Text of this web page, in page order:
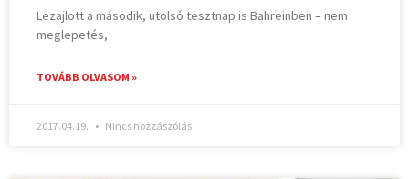
Lezajlott a második, utolsó tesztnap is Bahreinben – nem
meglepetés,
TOVÁBB OLVASOM »
2017.04.19. Nincs hozzászólás